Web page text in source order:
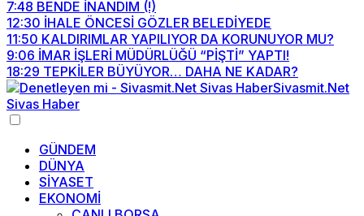
7:48 BENDE İNANDIM (!)
12:30 İHALE ÖNCESİ GÖZLER BELEDİYEDE
11:50 KALDIRIMLAR YAPILIYOR DA KORUNUYOR MU?
9:06 İMAR İŞLERİ MÜDÜRLÜĞÜ “PİŞTİ” YAPTI!
18:29 TEPKİLER BÜYÜYOR… DAHA NE KADAR?
GÜNDEM
DÜNYA
SİYASET
EKONOMİ